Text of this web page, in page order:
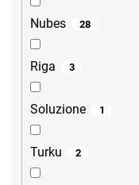
Nubes 28
Riga 3
Soluzione 1
Turku 2